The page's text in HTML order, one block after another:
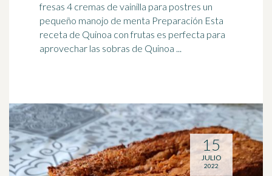
fresas 4 cremas de vainilla para postres un
pequeño manojo de menta Preparación Esta
receta de Quinoa con frutas es perfecta para
aprovechar las sobras de Quinoa ...
15
JULIO
2022